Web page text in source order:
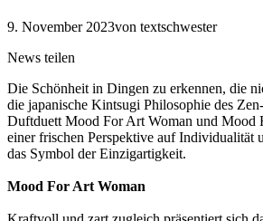
9. November 2023von textschwester
News teilen
Die Schönheit in Dingen zu erkennen, die
die japanische Kintsugi Philosophie des
Duftduett Mood For Art Woman und Mood
einer frischen Perspektive auf Individualität
das Symbol der Einzigartigkeit.
Mood For Art Woman